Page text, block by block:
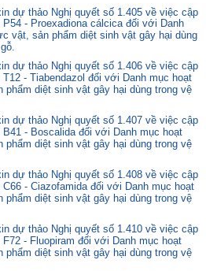
dự thảo Nghị quyết số 1.405 về việc cập
- Proexadiona cálcica đối với Danh
vật, sản phẩm diệt sinh vật gây hại dùng
dự thảo Nghị quyết số 1.406 về việc cập
- Tiabendazol đối với Danh mục hoạt
diệt sinh vật gây hại dùng trong vệ
dự thảo Nghị quyết số 1.407 về việc cập
- Boscalida đối với Danh mục hoạt
diệt sinh vật gây hại dùng trong vệ
dự thảo Nghị quyết số 1.408 về việc cập
- Ciazofamida đối với Danh mục hoạt
diệt sinh vật gây hại dùng trong vệ
dự thảo Nghị quyết số 1.410 về việc cập
- Fluopiram đối với Danh mục hoạt
diệt sinh vật gây hại dùng trong vệ